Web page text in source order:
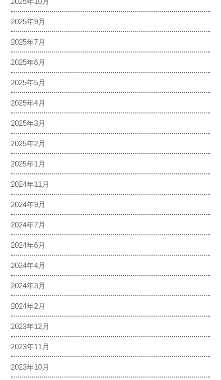
2025年9月
2025年7月
2025年6月
2025年5月
2025年4月
2025年3月
2025年2月
2025年1月
2024年11月
2024年9月
2024年7月
2024年6月
2024年4月
2024年3月
2024年2月
2023年12月
2023年11月
2023年10月